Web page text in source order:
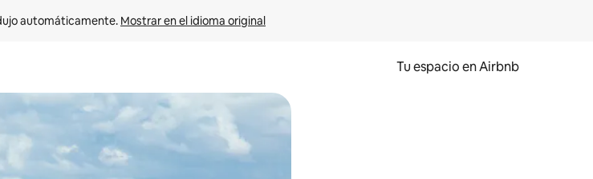
automáticamente. Mostrar en el idioma original
Tu espacio en Airbnb